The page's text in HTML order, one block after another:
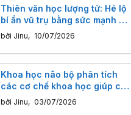
Thiên văn học lượng tử: Hé lộ
bí ẩn vũ trụ bằng sức mạnh vi
mô
bởi Jinu, 10/07/2026
Khoa học não bộ phân tích
các cơ chế khoa học giúp cải
thiện khả năng tập trung
bởi Jinu, 03/07/2026